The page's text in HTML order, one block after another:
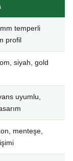
temperli
profil
siyah, gold
uyumlu,
menteşe,